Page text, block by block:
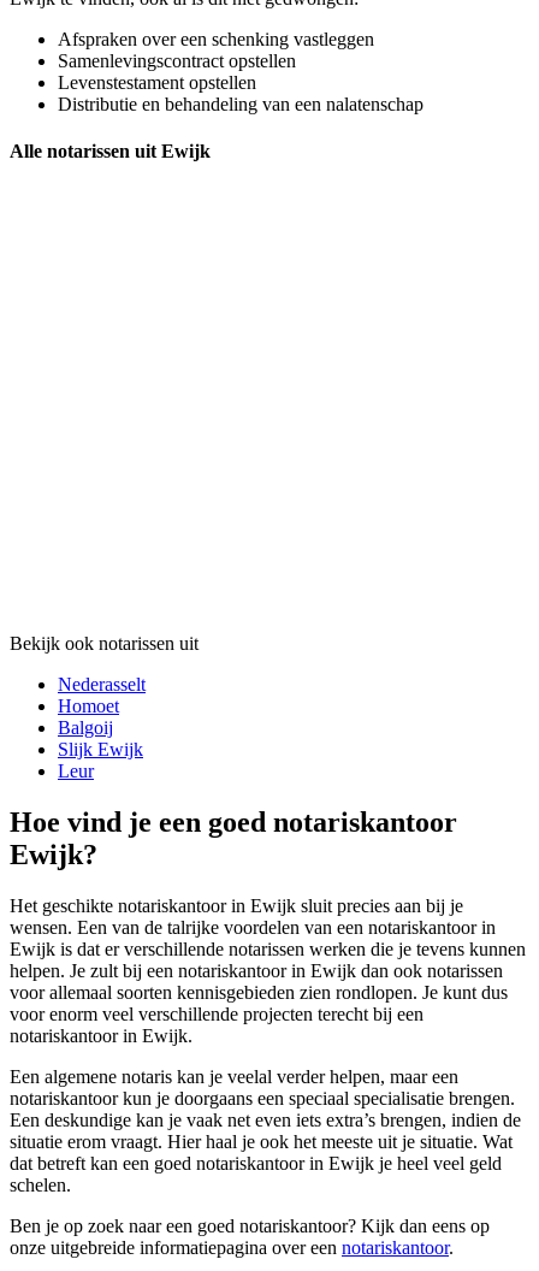
Afspraken over een schenking vastleggen
Samenlevingscontract opstellen
Levenstestament opstellen
Distributie en behandeling van een nalatenschap
Alle notarissen uit Ewijk
Bekijk ook notarissen uit
Nederasselt
Homoet
Balgoij
Slijk Ewijk
Leur
Hoe vind je een goed notariskantoor
Ewijk?
Het geschikte notariskantoor in Ewijk sluit precies aan bij je
wensen. Een van de talrijke voordelen van een notariskantoor in
Ewijk is dat er verschillende notarissen werken die je tevens kunnen
helpen. Je zult bij een notariskantoor in Ewijk dan ook notarissen
voor allemaal soorten kennisgebieden zien rondlopen. Je kunt dus
voor enorm veel verschillende projecten terecht bij een
notariskantoor in Ewijk.
Een algemene notaris kan je veelal verder helpen, maar een
notariskantoor kun je doorgaans een speciaal specialisatie brengen.
Een deskundige kan je vaak net even iets extra’s brengen, indien de
situatie erom vraagt. Hier haal je ook het meeste uit je situatie. Wat
dat betreft kan een goed notariskantoor in Ewijk je heel veel geld
schelen.
Ben je op zoek naar een goed notariskantoor? Kijk dan eens op
onze uitgebreide informatiepagina over een notariskantoor.